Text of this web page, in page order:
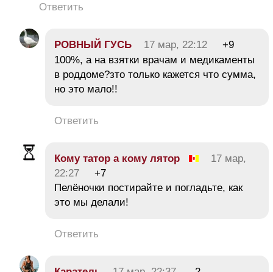
Ответить
РОВНЫЙ ГУСЬ 17 мар, 22:12
+9
100%, а на взятки врачам и медикаменты
в роддоме?зто только кажется что сумма,
но это мало!!
Ответить
Кому татор а кому лятор
17 мар,
22:27
+7
Пелёночки постирайте и погладьте, как
это мы делали!
Ответить